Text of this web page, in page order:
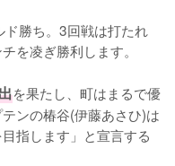
勝ち。3回戦は打たれ
を凌ぎ勝利します。
を果たし、町はまるで優
ンの椿谷(伊藤あさひ)は
指します」と宣言する